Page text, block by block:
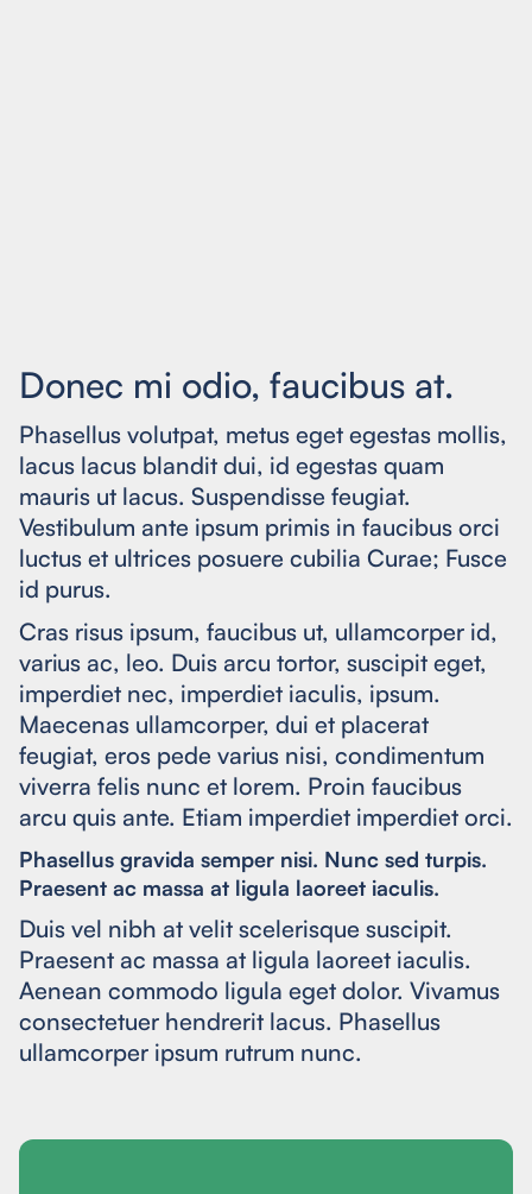
Donec mi odio, faucibus at.
Phasellus volutpat, metus eget egestas mollis,
lacus lacus blandit dui, id egestas quam
mauris ut lacus. Suspendisse feugiat.
Vestibulum ante ipsum primis in faucibus orci
luctus et ultrices posuere cubilia Curae; Fusce
id purus.
Cras risus ipsum, faucibus ut, ullamcorper id,
varius ac, leo. Duis arcu tortor, suscipit eget,
imperdiet nec, imperdiet iaculis, ipsum.
Maecenas ullamcorper, dui et placerat
feugiat, eros pede varius nisi, condimentum
viverra felis nunc et lorem. Proin faucibus
arcu quis ante. Etiam imperdiet imperdiet orci.
Phasellus gravida semper nisi. Nunc sed turpis.
Praesent ac massa at ligula laoreet iaculis.
Duis vel nibh at velit scelerisque suscipit.
Praesent ac massa at ligula laoreet iaculis.
Aenean commodo ligula eget dolor. Vivamus
consectetuer hendrerit lacus. Phasellus
ullamcorper ipsum rutrum nunc.